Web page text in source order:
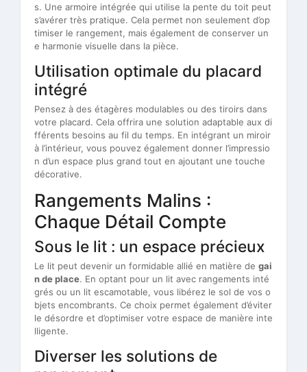
s. Une armoire intégrée qui utilise la pente du toit peut
s’avérer très pratique. Cela permet non seulement d’op
timiser le rangement, mais également de conserver un
e harmonie visuelle dans la pièce.
Utilisation optimale du placard
intégré
Pensez à des étagères modulables ou des tiroirs dans
votre placard. Cela offrira une solution adaptable aux di
fférents besoins au fil du temps. En intégrant un miroir
à l’intérieur, vous pouvez également donner l’impressio
n d’un espace plus grand tout en ajoutant une touche
décorative.
Rangements Malins :
Chaque Détail Compte
Sous le lit : un espace précieux
Le lit peut devenir un formidable allié en matière de gai
n de place. En optant pour un lit avec rangements inté
grés ou un lit escamotable, vous libérez le sol de vos o
bjets encombrants. Ce choix permet également d’éviter
le désordre et d’optimiser votre espace de manière inte
lligente.
Diverser les solutions de